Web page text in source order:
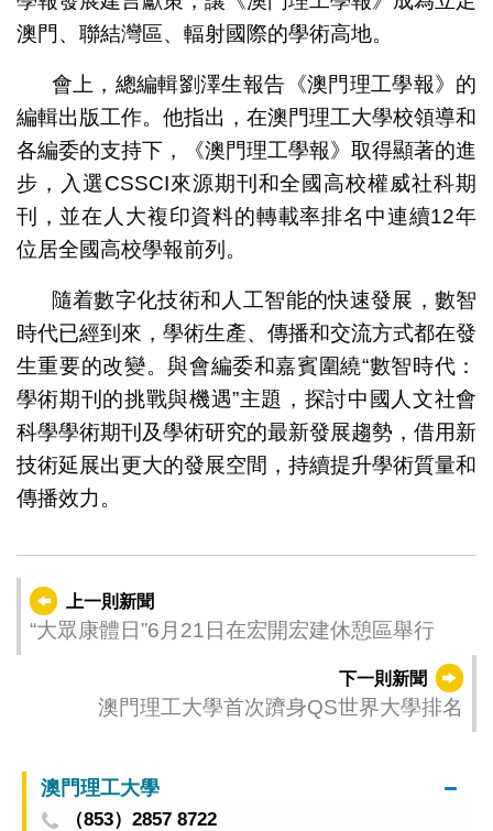
澳門、聯結灣區、輻射國際的學術高地。
會上，總編輯劉澤生報告《澳門理工學報》的
編輯出版工作。他指出，在澳門理工大學校領導和
各編委的支持下，《澳門理工學報》取得顯著的進
步，入選CSSCI來源期刊和全國高校權威社科期
刊，並在人大複印資料的轉載率排名中連續12年
位居全國高校學報前列。
隨着數字化技術和人工智能的快速發展，數智
時代已經到來，學術生產、傳播和交流方式都在發
生重要的改變。與會編委和嘉賓圍繞“數智時代：
學術期刊的挑戰與機遇”主題，探討中國人文社會
科學學術期刊及學術研究的最新發展趨勢，借用新
技術延展出更大的發展空間，持續提升學術質量和
傳播效力。
上一則新聞
“大眾康體日”6月21日在宏開宏建休憩區舉行
下一則新聞
澳門理工大學首次躋身QS世界大學排名
澳門理工大學
（853）2857 8722